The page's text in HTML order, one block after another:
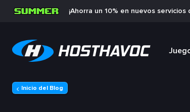
¡Ahorra un 10% en nuevos
Inicio del Blog